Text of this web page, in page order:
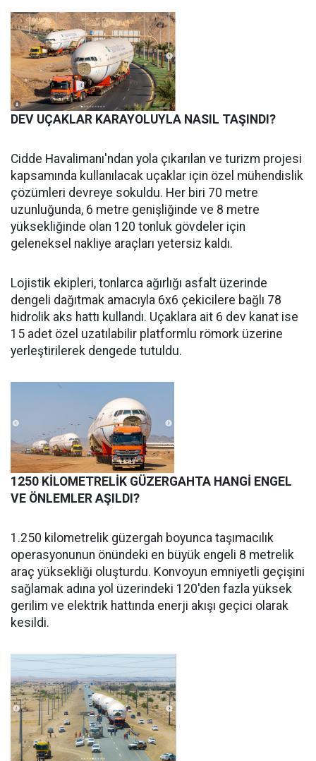
DEV UÇAKLAR KARAYOLUYLA NASIL TAŞINDI?
Cidde Havalimanı'ndan yola çıkarılan ve turizm projesi
kapsamında kullanılacak uçaklar için özel mühendislik
çözümleri devreye sokuldu. Her biri 70 metre
uzunluğunda, 6 metre genişliğinde ve 8 metre
yüksekliğinde olan 120 tonluk gövdeler için
geleneksel nakliye araçları yetersiz kaldı.
Lojistik ekipleri, tonlarca ağırlığı asfalt üzerinde
dengeli dağıtmak amacıyla 6x6 çekicilere bağlı 78
hidrolik aks hattı kullandı. Uçaklara ait 6 dev kanat ise
15 adet özel uzatılabilir platformlu römork üzerine
yerleştirilerek dengede tutuldu.
1250 KİLOMETRELİK GÜZERGAHTA HANGİ ENGEL
VE ÖNLEMLER AŞILDI?
1.250 kilometrelik güzergah boyunca taşımacılık
operasyonunun önündeki en büyük engeli 8 metrelik
araç yüksekliği oluşturdu. Konvoyun emniyetli geçişini
sağlamak adına yol üzerindeki 120'den fazla yüksek
gerilim ve elektrik hattında enerji akışı geçici olarak
kesildi.